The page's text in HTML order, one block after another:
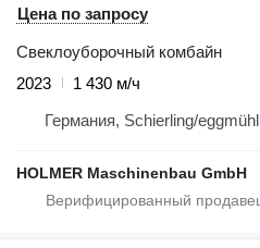
Цена по запросу
Свеклоуборочный комбайн
2023
1 430 м/ч
Германия, Schierling/eggmühl
HOLMER Maschinenbau GmbH